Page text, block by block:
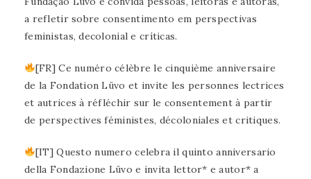
a refletir sobre consentimento em perspectivas
feministas, decolonial e críticas.
[FR] Ce numéro célèbre le cinquième anniversaire
de la Fondation Lüvo et invite les personnes lectrices
et autrices à réfléchir sur le consentement à partir
de perspectives féministes, décoloniales et critiques.
[IT] Questo numero celebra il quinto anniversario
della Fondazione Lüvo e invita lettor* e autor* a